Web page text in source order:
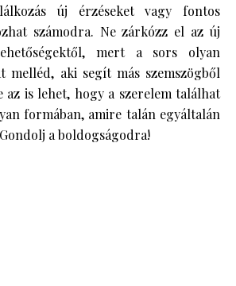
új érzéseket vagy fontos
számodra. Ne zárkózz el az új
mert a sors olyan
melléd, aki segít más szemszögből
az is lehet, hogy a szerelem találhat
formában, amire talán egyáltalán
a boldogságodra!